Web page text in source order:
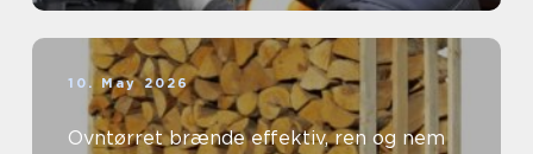
10. May 2026
Ovntørret brænde effektiv, ren og nem